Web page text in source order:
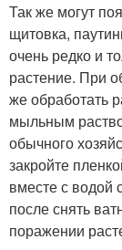
Так же могут
щитовка,
очень редко и
растение. При
же обработать
мыльным
обычного
закройте
вместе с водой
после снять
поражении